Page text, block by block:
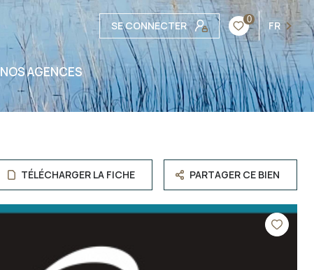
SE CONNECTER 0 FR
NOS AGENCES
TÉLÉCHARGER LA FICHE PARTAGER CE BIEN